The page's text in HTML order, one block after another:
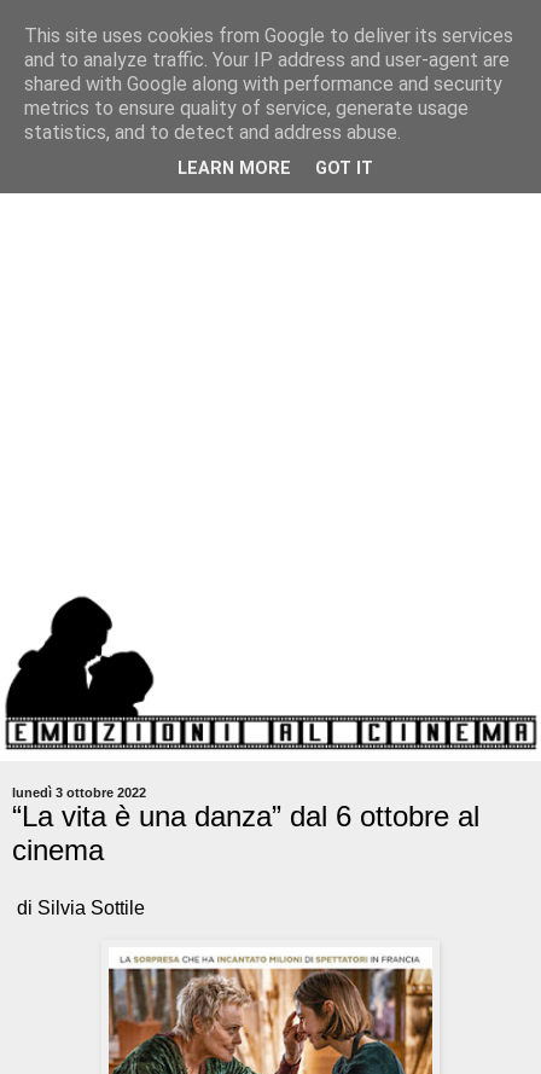
lunedì 3 ottobre 2022
“La vita è una danza” dal 6 ottobre al
cinema
di Silvia Sottile
This site uses cookies from Google to deliver its services
and to analyze traffic. Your IP address and user-agent are
shared with Google along with performance and security
metrics to ensure quality of service, generate usage
statistics, and to detect and address abuse.
LEARN MORE GOT IT